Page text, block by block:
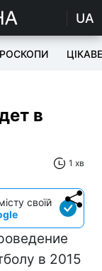
UA
ЦІКАВЕ
в
1 хв
своїй
в 2015